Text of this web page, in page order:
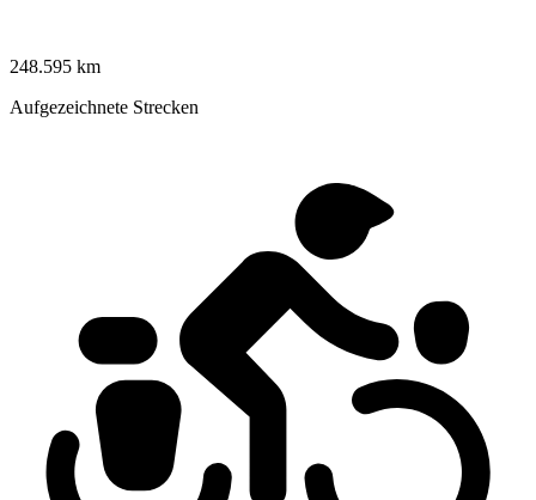
248.595 km
Aufgezeichnete Strecken